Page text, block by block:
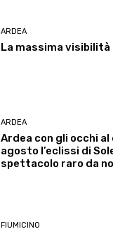
ARDEA
La massima visibilità
ARDEA
Ardea con gli occhi al
agosto l’eclissi di
spettacolo raro da
FIUMICINO